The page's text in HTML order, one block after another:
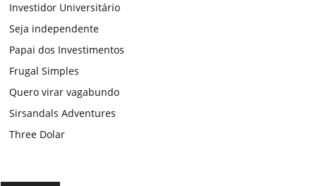
Investidor Universitário
Seja independente
Papai dos Investimentos
Frugal Simples
Quero virar vagabundo
Sirsandals Adventures
Three Dolar